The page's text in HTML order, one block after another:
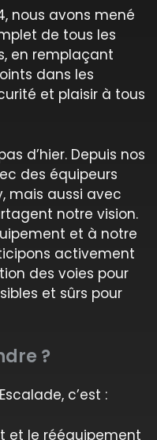
nous avons mené
de tous les
en remplaçant
dans les
et plaisir à tous
d’hier. Depuis nos
des équipeurs
mais aussi avec
notre vision.
et à notre
activement
des voies pour
et sûrs pour
?
c’est :
et le rééquipement